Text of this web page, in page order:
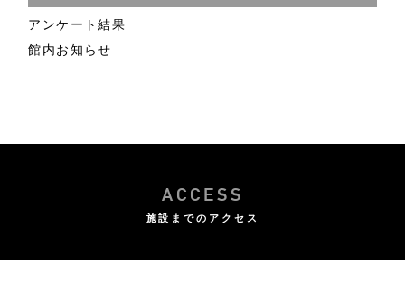
アンケート結果
館内お知らせ
ACCESS
施設までのアクセス